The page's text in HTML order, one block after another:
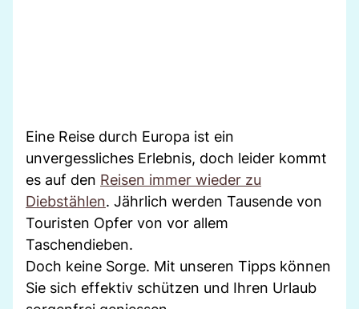
Eine Reise durch Europa ist ein
unvergessliches Erlebnis, doch leider kommt
es auf den Reisen immer wieder zu
Diebstählen. Jährlich werden Tausende von
Touristen Opfer von vor allem
Taschendieben.
Doch keine Sorge. Mit unseren Tipps können
Sie sich effektiv schützen und Ihren Urlaub